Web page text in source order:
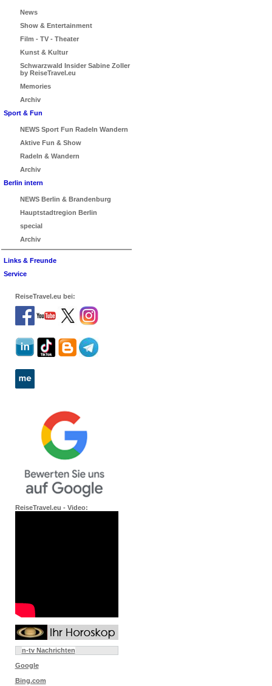
News
Show & Entertainment
Film - TV - Theater
Kunst & Kultur
Schwarzwald Insider Sabine Zoller
by ReiseTravel.eu
Memories
Archiv
Sport & Fun
NEWS Sport Fun Radeln Wandern
Aktive Fun & Show
Radeln & Wandern
Archiv
Berlin intern
NEWS Berlin & Brandenburg
Hauptstadtregion Berlin
special
Archiv
Links & Freunde
Service
ReiseTravel.eu bei:
ReiseTravel.eu - Video:
n-tv Nachrichten
Google
Bing.com